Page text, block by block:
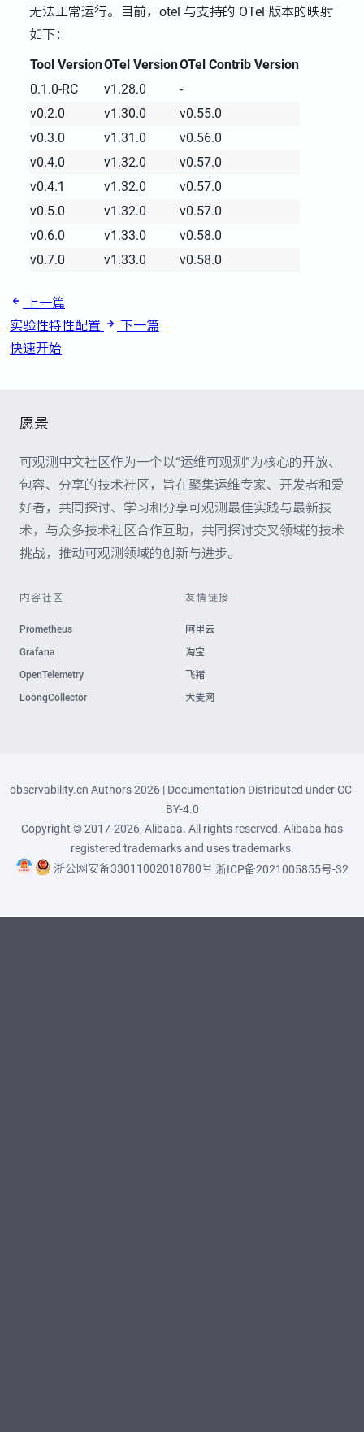
无法正常运行。目前，otel 与支持的 OTel 版本的映射
如下：
Tool VersionOTel VersionOTel Contrib Version
0.1.0-RC
v1.28.0
-
v0.2.0
v1.30.0
v0.55.0
v0.3.0
v1.31.0
v0.56.0
v0.4.0
v1.32.0
v0.57.0
v0.4.1
v1.32.0
v0.57.0
v0.5.0
v1.32.0
v0.57.0
v0.6.0
v1.33.0
v0.58.0
v0.7.0
v1.33.0 v0.58.0
上一篇
实验性特性配置
下一篇
快速开始
愿景
可观测中文社区作为一个以“运维可观测”为核心的开放、
包容、分享的技术社区，旨在聚集运维专家、开发者和爱
好者，共同探讨、学习和分享可观测最佳实践与最新技
术，与众多技术社区合作互助，共同探讨交叉领域的技术
挑战，推动可观测领域的创新与进步。
内容社区
Prometheus
Grafana
OpenTelemetry
LoongCollector
友情链接
阿里云
淘宝
飞猪
大麦网
observability.cn Authors 2026 | Documentation Distributed underCC-
BY-4.0
Copyright © 2017-2026, Alibaba. All rights reserved. Alibaba has
registered trademarks and uses trademarks.
浙公网安备33011002018780号 浙ICP备2021005855号-32